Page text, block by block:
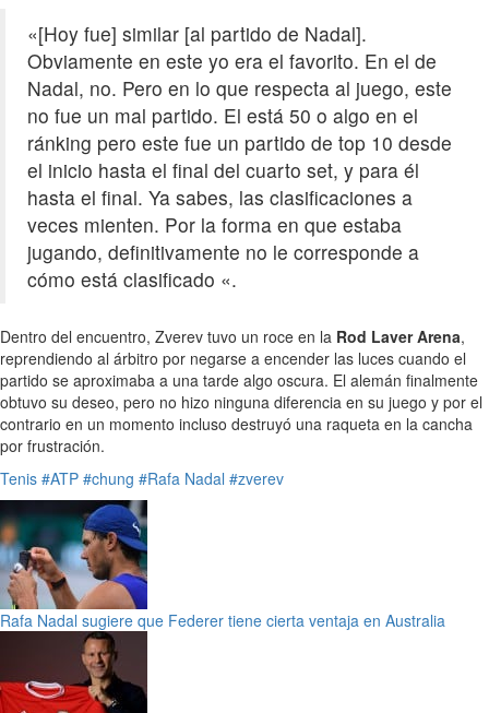
«[Hoy fue] similar [al partido de Nadal].
Obviamente en este yo era el favorito. En el de
Nadal, no. Pero en lo que respecta al juego, este
no fue un mal partido. El está 50 o algo en el
ránking pero este fue un partido de top 10 desde
el inicio hasta el final del cuarto set, y para él
hasta el final. Ya sabes, las clasificaciones a
veces mienten. Por la forma en que estaba
jugando, definitivamente no le corresponde a
cómo está clasificado «.
Dentro del encuentro, Zverev tuvo un roce en la Rod Laver Arena,
reprendiendo al árbitro por negarse a encender las luces cuando el
partido se aproximaba a una tarde algo oscura. El alemán finalmente
obtuvo su deseo, pero no hizo ninguna diferencia en su juego y por el
contrario en un momento incluso destruyó una raqueta en la cancha
por frustración.
Tenis #ATP #chung #Rafa Nadal #zverev
Rafa Nadal sugiere que Federer tiene cierta ventaja en Australia